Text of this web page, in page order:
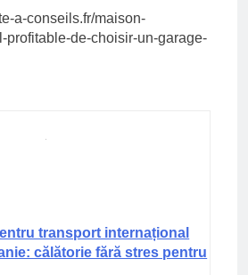
a-conseils.fr/maison-
profitable-de-choisir-un-garage-
transport internațional
călătorie fără stres pentru